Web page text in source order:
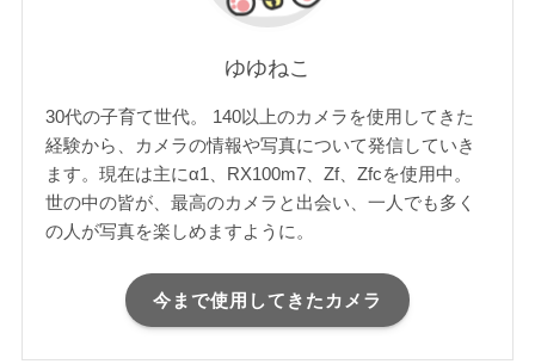
ゆゆねこ
30代の子育て世代。 140以上のカメラを使用してきた
経験から、カメラの情報や写真について発信していき
ます。現在は主にα1、RX100m7、Zf、Zfcを使用中。
世の中の皆が、最高のカメラと出会い、一人でも多く
の人が写真を楽しめますように。
今まで使用してきたカメラ